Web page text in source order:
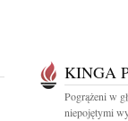
KINGA
Pogrążeni w
niepojętymi